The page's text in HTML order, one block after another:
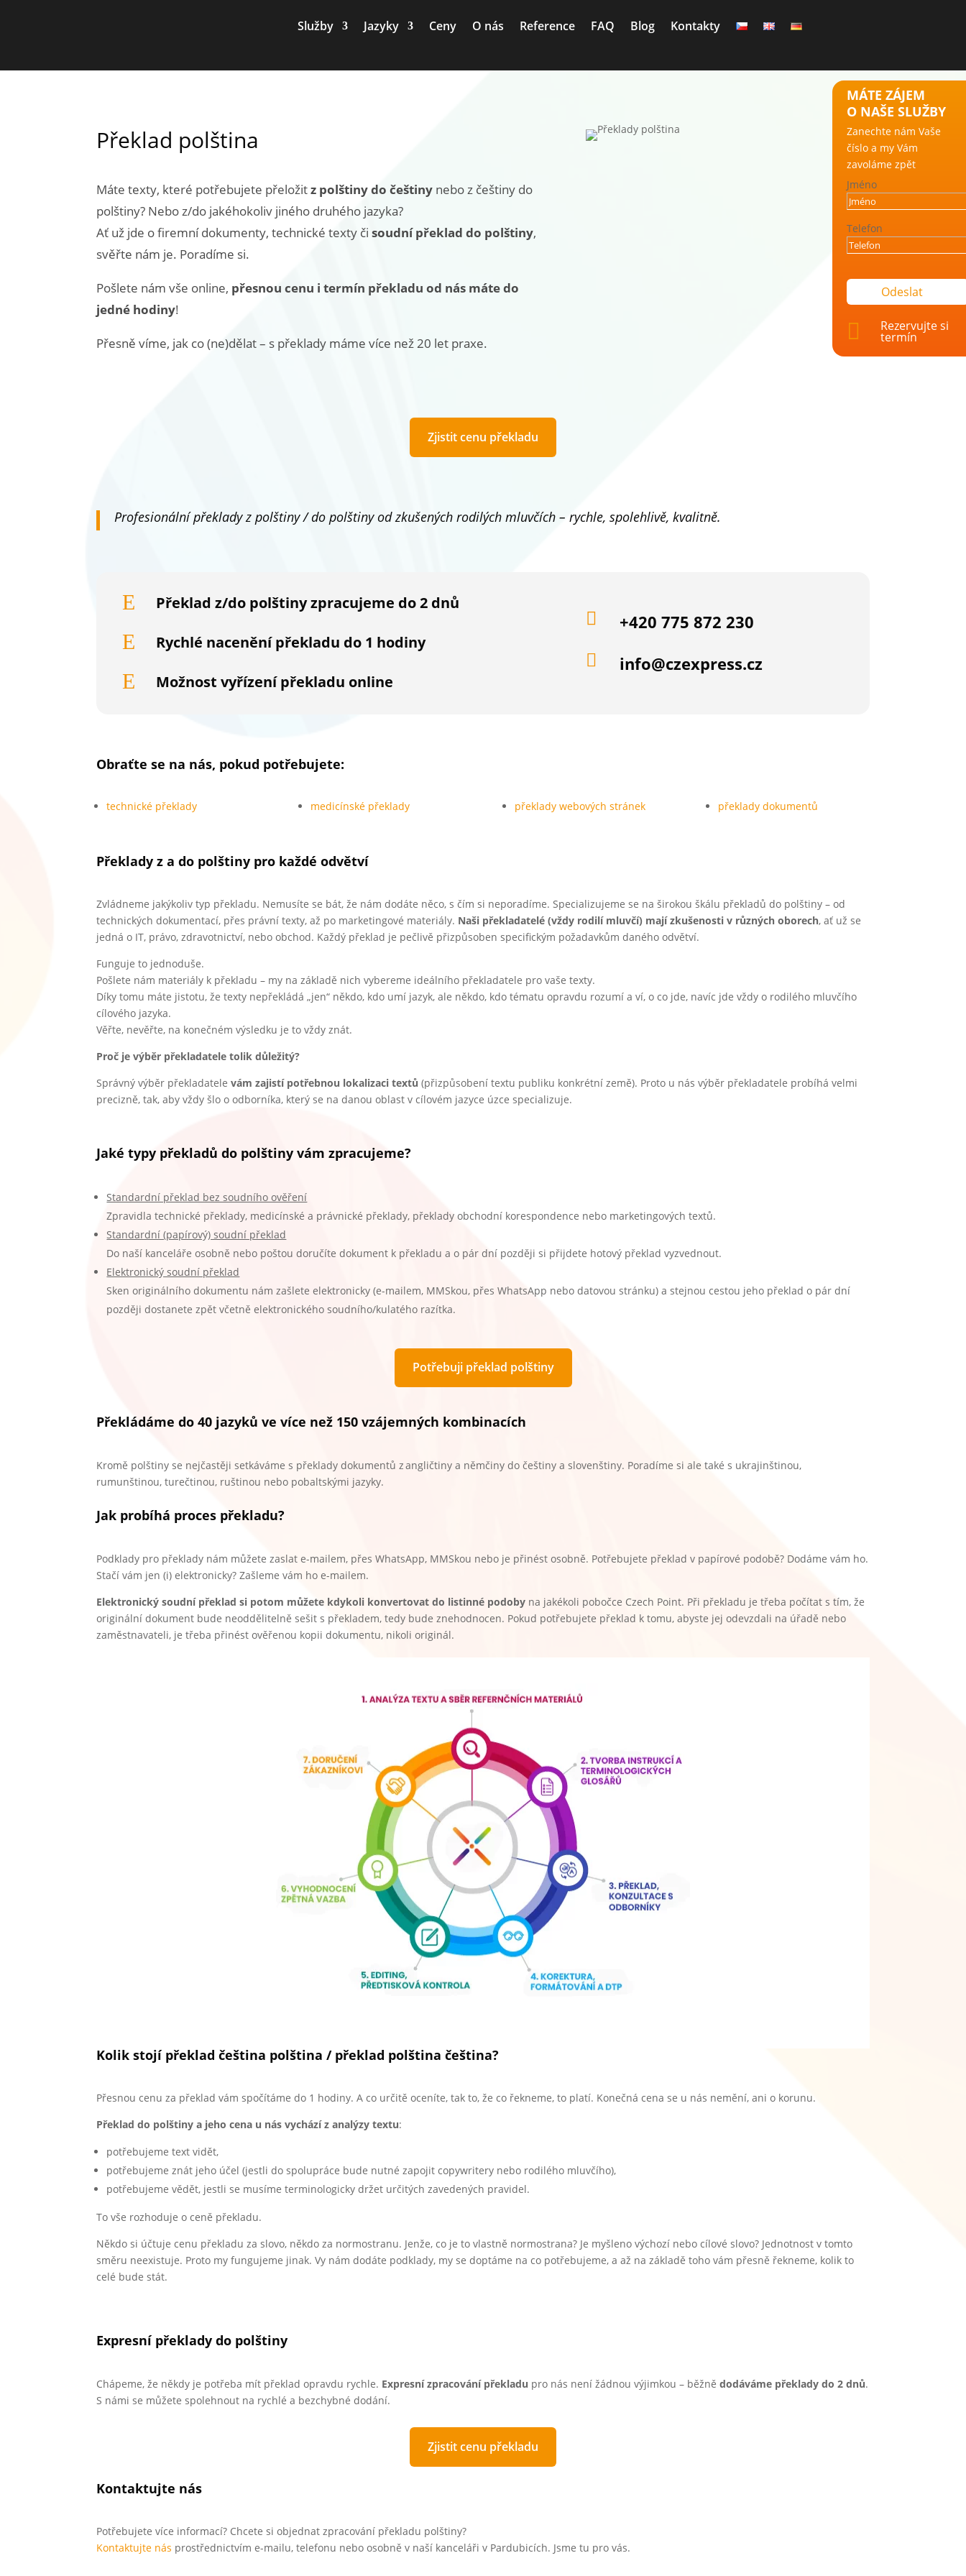
Služby Jazyky Ceny O nás Reference FAQ Blog Kontakty
Překlad polština
Máte texty, které potřebujete přeložitz polštiny do češtiny nebo z češtiny do
polštiny? Nebo z/do jakéhokoliv jiného druhého jazyka?
Ať už jde o firemní dokumenty, technické texty čisoudní překlad do polštiny,
svěřte nám je. Poradíme si.
Pošlete nám vše online, přesnou cenu i termín překladu od nás máte do
jedné hodiny!
Přesně víme, jak co (ne)dělat – s překlady máme více než 20 let praxe.
Zjistit cenu překladu
Profesionální překlady z polštiny /do polštiny od zkušených rodilých mluvčích – rychle, spolehlivě, kvalitně.
E Překlad z/do polštiny zpracujeme do 2 dnů
E Rychlé nacenění překladu do 1 hodiny
E Možnost vyřízení překladu online
 +420 775 872 230
 info@czexpress.cz
Obraťte se na nás, pokud potřebujete:
technické překlady medicínské překlady překlady webových stránek překlady dokumentů
Překlady z a do polštiny pro každé odvětví
Zvládneme jakýkoliv typ překladu. Nemusíte se bát, že nám dodáte něco, s čím si neporadíme. Specializujeme se na širokou škálu překladů do polštiny – od
technických dokumentací, přes právní texty, až po marketingové materiály. Naši překladatelé (vždy rodilí mluvčí) mají zkušenosti v různých oborech, ať už se
jedná o IT, právo, zdravotnictví, nebo obchod. Každý překlad je pečlivě přizpůsoben specifickým požadavkům daného odvětví.
Funguje to jednoduše.
Pošlete nám materiály k překladu – my na základě nich vybereme ideálního překladatele pro vaše texty.
Díky tomu máte jistotu, že texty nepřekládá „jen“ někdo, kdo umí jazyk, ale někdo, kdo tématu opravdu rozumí a ví, o co jde, navíc jde vždy o rodilého mluvčího
cílového jazyka.
Věřte, nevěřte, na konečném výsledku je to vždy znát.
Proč je výběr překladatele tolik důležitý?
Správný výběr překladatelevám zajistí potřebnou lokalizaci textů (přizpůsobení textu publiku konkrétní země). Proto u nás výběr překladatele probíhá velmi
precizně, tak, aby vždy šlo o odborníka, který se na danou oblast v cílovém jazyce úzce specializuje.
Jaké typy překladů do polštiny vám zpracujeme?
Standardní překlad bez soudního ověření
Zpravidla technické překlady, medicínské a právnické překlady, překlady obchodní korespondence nebo marketingových textů.
Standardní (papírový) soudní překlad
Do naší kanceláře osobně nebo poštou doručíte dokument k překladu a o pár dní později si přijdete hotový překlad vyzvednout.
Elektronický soudní překlad
Sken originálního dokumentu nám zašlete elektronicky (e-mailem, MMSkou, přes WhatsApp nebo datovou stránku) a stejnou cestou jeho překlad o pár dní
později dostanete zpět včetně elektronického soudního/kulatého razítka.
Potřebuji překlad polštiny
Překládáme do 40 jazyků ve více než 150 vzájemných kombinacích
Kromě polštiny se nejčastěji setkáváme s překlady dokumentů z angličtiny a němčiny do češtiny a slovenštiny. Poradíme si aletaké s ukrajinštinou,
rumunštinou, turečtinou, ruštinou nebo pobaltskými jazyky.
Jak probíhá proces překladu?
Podklady pro překlady nám můžete zaslat e-mailem, přes WhatsApp, MMSkou nebo je přinést osobně. Potřebujete překlad v papírové podobě? Dodáme vám ho.
Stačí vám jen (i) elektronicky? Zašleme vám ho e-mailem.
Elektronický soudní překlad si potom můžete kdykoli konvertovat do listinné podoby na jakékoli pobočce Czech Point. Při překladu je třeba počítat s tím, že
originální dokument bude neoddělitelně sešit s překladem, tedy bude znehodnocen. Pokud potřebujete překlad k tomu, abyste jej odevzdali na úřadě nebo
zaměstnavateli, je třeba přinést ověřenou kopii dokumentu, nikoli originál.
Kolik stojí překlad čeština polština / překlad polština čeština?
Přesnou cenu za překlad vám spočítáme do 1 hodiny. A co určitě oceníte, tak to, že co řekneme, to platí. Konečná cena se u nás nemění, ani o korunu.
Překlad do polštiny a jeho cena u nás vychází z analýzy textu:
potřebujeme text vidět,
potřebujeme znát jeho účel (jestli do spolupráce bude nutné zapojit copywritery nebo rodilého mluvčího),
potřebujeme vědět, jestli se musíme terminologicky držet určitých zavedených pravidel.
To vše rozhoduje o ceně překladu.
Někdo si účtuje cenu překladu za slovo, někdo za normostranu. Jenže, co je to vlastně normostrana? Je myšleno výchozí nebo cílové slovo? Jednotnost v tomto
směru neexistuje. Proto my fungujeme jinak. Vy nám dodáte podklady, my se doptáme na co potřebujeme, a až na základě toho vám přesně řekneme, kolik to
celé bude stát.
Expresní překlady do polštiny
Chápeme, že někdy je potřeba mít překlad opravdu rychle. Expresní zpracování překladu pro nás není žádnou výjimkou – běžnědodáváme překlady do 2 dnů.
S námi se můžete spolehnout na rychlé a bezchybné dodání.
Zjistit cenu překladu
Kontaktujte nás
Potřebujete více informací? Chcete si objednat zpracování překladu polštiny?
Kontaktujte nás prostřednictvím e-mailu, telefonu nebo osobně v naší kanceláři v Pardubicích. Jsme tu pro vás.
MÁTE ZÁJEM
O NAŠE SLUŽBY
Zanechte nám Vaše
číslo a my Vám
zavoláme zpět
Jméno
Telefon
Odeslat
 Rezervujte si
termín